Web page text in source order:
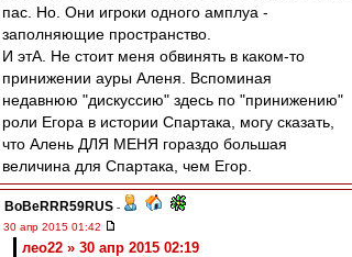
пас. Но. Они игроки одного амплуа -
заполняющие пространство.
И этА. Не стоит меня обвинять в каком-то
принижении ауры Аленя. Вспоминая
недавнюю "дискуссию" здесь по "принижению"
роли Егора в истории Спартака, могу сказать,
что Алень ДЛЯ МЕНЯ гораздо большая
величина для Спартака, чем Егор.
BoBeRRR59RUS -
30 апр 2015 01:42
лео22 » 30 апр 2015 02:19